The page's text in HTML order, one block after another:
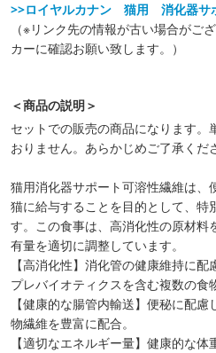
>>ロイヤルカナン 猫用 消化器サ
（※リンク先の情報が古い場合がご
カーに確認お願い致します。）
＜商品の説明＞
セットでの販売の商品になります。
おりません。あらかじめご了承くだ
猫用消化器サポート可溶性繊維は、
猫に給与することを目的として、特
す。この食事は、高消化性の原材料
有量を適切に調整しています。
【高消化性】消化管の健康維持に
プレバイオティクスを含む複数の食
【健康的な腸管内輸送】便秘に配
物繊維を豊富に配合。
【適切なエネルギー量】健康的な